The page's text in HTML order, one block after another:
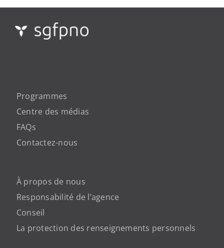
Programmes
Centre des médias
FAQs
Contactez-nous
À propos de nous
Responsabilité de l’agence
Conseil
La protection des renseignements personnels